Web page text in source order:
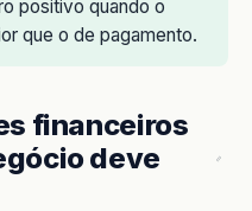
positivo quando o
que o de pagamento.
financeiros
deve